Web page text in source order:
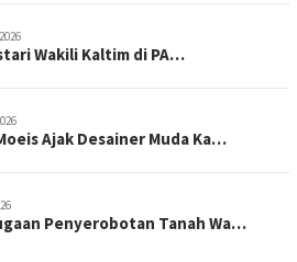
Wakili Kaltim di PA…
Ajak Desainer Muda Ka…
Penyerobotan Tanah Wa…